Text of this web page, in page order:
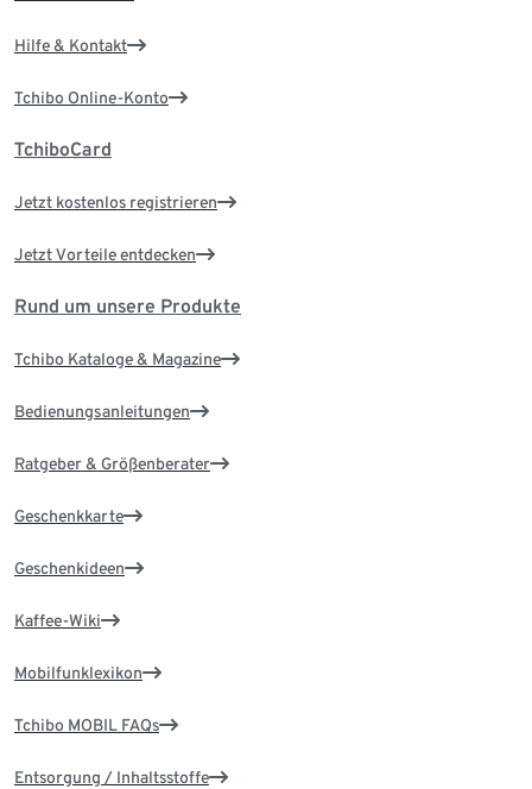
Hilfe & Kontakt
Tchibo Online-Konto
TchiboCard
Jetzt kostenlos registrieren
Jetzt Vorteile entdecken
Rund um unsere Produkte
Tchibo Kataloge & Magazine
Bedienungsanleitungen
Ratgeber & Größenberater
Geschenkkarte
Geschenkideen
Kaffee-Wiki
Mobilfunklexikon
Tchibo MOBIL FAQs
Entsorgung / Inhaltsstoffe